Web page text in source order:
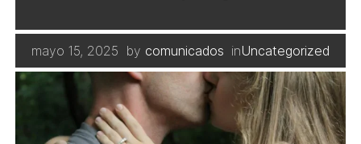
mayo 15, 2025 by comunicados inUncategorized